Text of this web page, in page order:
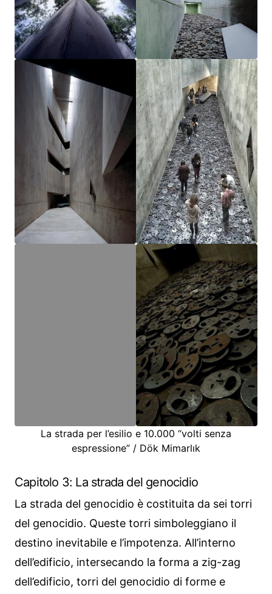
La strada per l’esilio e 10.000 “volti senza
espressione” / Dök Mimarlık
Capitolo 3: La strada del genocidio
La strada del genocidio è costituita da sei torri
del genocidio. Queste torri simboleggiano il
destino inevitabile e l’impotenza. All’interno
dell’edificio, intersecando la forma a zig-zag
dell’edificio, torri del genocidio di forme e